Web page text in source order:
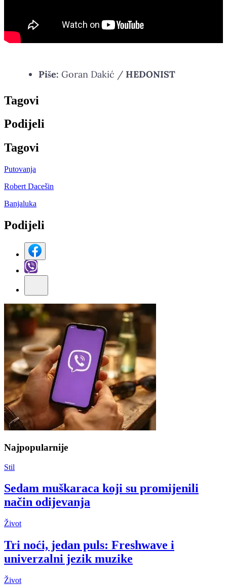
Piše: Goran Dakić / HEDONIST
Tagovi
Podijeli
Tagovi
Putovanja
Robert Dacešin
Banjaluka
Podijeli
Najpopularnije
Stil
Sedam muškaraca koji su promijenili
način odijevanja
Život
Tri noći, jedan puls: Freshwave i
univerzalni jezik muzike
Život